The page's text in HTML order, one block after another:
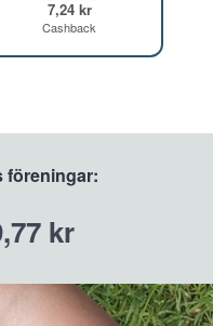
7,24 kr
Cashback
föreningar:
kr